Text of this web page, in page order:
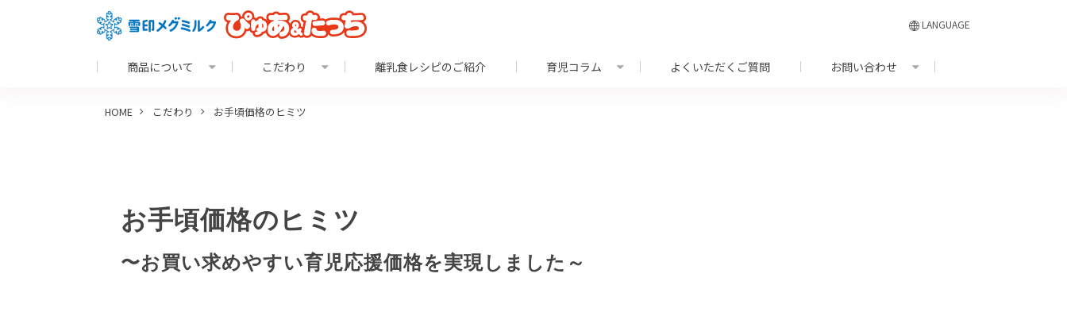
LANGUAGE
商品について こだわり 離乳食レシピのご紹介 育児コラム よくいただくご質問 お問い合わせ
HOME こだわり お手頃価格のヒミツ
お手頃価格のヒミツ
〜お買い求めやすい育児応援価格を実現しました～